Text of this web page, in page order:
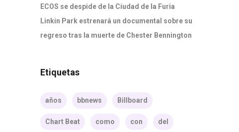
ECOS se despide de la Ciudad de la Furia
Linkin Park estrenará un documental sobre su
regreso tras la muerte de Chester Bennington
Etiquetas
años bbnews Billboard
Chart Beat como con del